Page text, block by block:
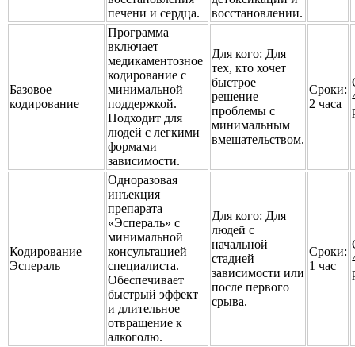
печени и сердца.
восстановлении.
Базовое
кодирование
Программа
включает
медикаментозное
кодирование с
минимальной
поддержкой.
Подходит для
людей с легкими
формами
зависимости.
Для кого: Для
тех, кто хочет
быстрое
решение
проблемы с
минимальным
вмешательством.
Сроки:
2 часа
Кодирование
Эспераль
Одноразовая
инъекция
препарата
«Эспераль» с
минимальной
консультацией
специалиста.
Обеспечивает
быстрый эффект
и длительное
отвращение к
алкоголю.
Для кого: Для
людей с
начальной
стадией
зависимости или
после первого
срыва.
Сроки:
1 час